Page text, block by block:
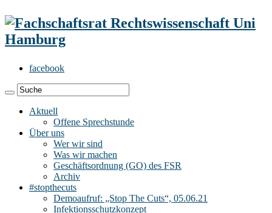
facebook
Aktuell
Offene Sprechstunde
Über uns
Wer wir sind
Was wir machen
Geschäftsordnung (GO) des FSR
Archiv
#stopthecuts
Demoaufruf: „Stop The Cuts“, 05.06.21
Infektionsschutzkonzept